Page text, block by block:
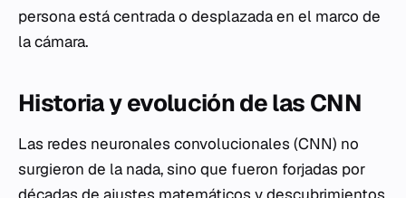
persona está centrada o desplazada en el marco de
la cámara.
Historia y evolución de las CNN
Las redes neuronales convolucionales (CNN) no
surgieron de la nada, sino que fueron forjadas por